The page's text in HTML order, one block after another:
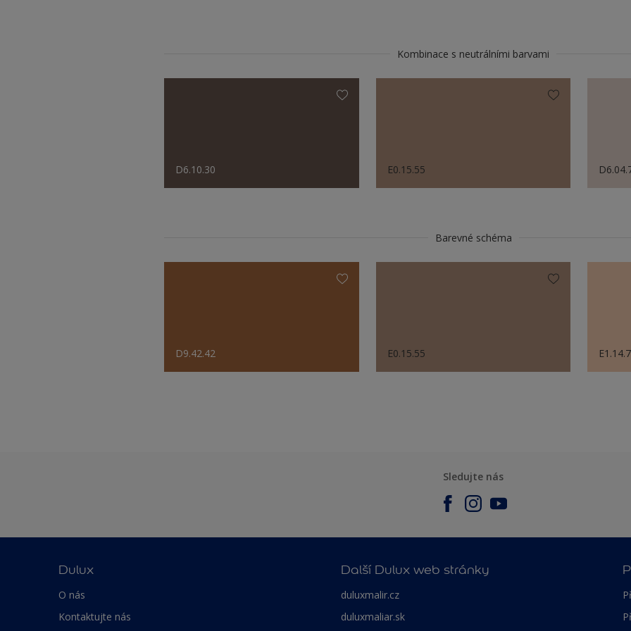
Kombinace s neutrálními barvami
D6.10.30 E0.15.55
Barevné schéma
D9.42.42 E0.15.55
Sledujte nás
Dulux
O nás
Kontaktujte nás
Další Dulux web stránky
duluxmalir.cz
duluxmaliar.sk